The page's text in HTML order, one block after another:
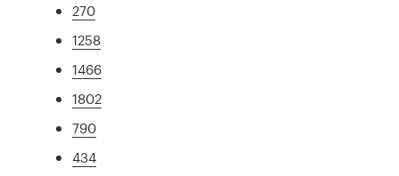
270
1258
1466
1802
790
434